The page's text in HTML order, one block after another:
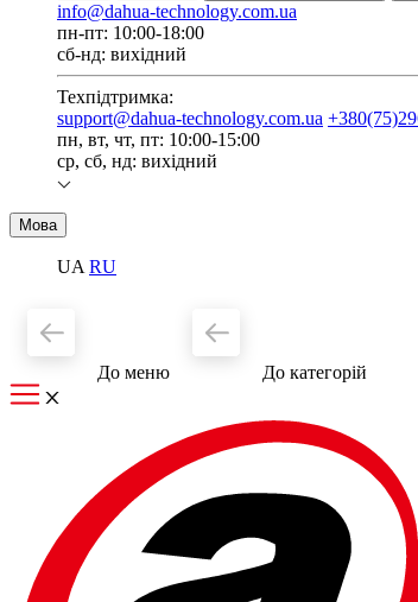
info@dahua-technology.com.ua
пн-пт: 10:00-18:00
сб-нд: вихідний
Техпідтримка:
support@dahua-technology.com.ua
пн, вт, чт, пт: 10:00-15:00
ср, сб, нд: вихідний
Мова
UA RU
До меню До категорiй